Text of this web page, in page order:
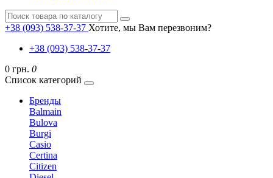
+38 (093) 538-37-37 Хотите, мы Вам перезвоним?
+38 (093) 538-37-37
0 грн. 0
Список категорий
Бренды
Balmain
Bulova
Burgi
Casio
Certina
Citizen